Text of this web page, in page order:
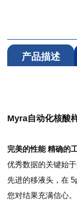
产品描述
Myra自动化核酸
完美的性能 精确的
优秀数据的关键始
先进的移液头，在
您对结果充满信心。